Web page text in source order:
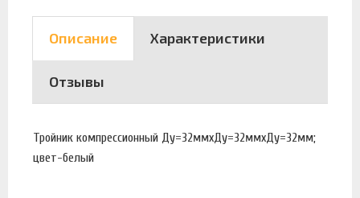
Описание Характеристики
Отзывы
Тройник компрессионный Ду=32ммхДу=32ммхДу=32мм;
цвет-белый